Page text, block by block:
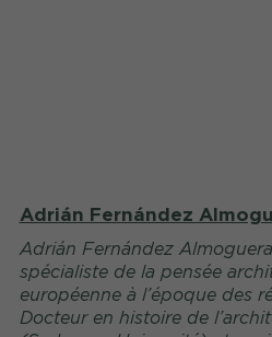
Adrián Fernández
Adrián Fernández
spécialiste de la pensée
européenne à l’époque des
Docteur en histoire de